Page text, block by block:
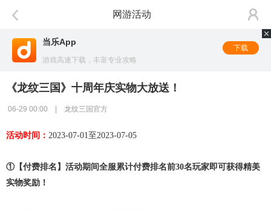
网游活动
当乐App
游戏高速下载，丰富专业攻略
下载
《龙纹三国》十周年庆实物大放送！
06-29 00:00 | 龙纹三国官方
活动时间 ： 2023-07-01至2023-07-05
①【付费排名 】活动期间全服累计付费排名前30名玩家即可获得精美
实物奖励 ！